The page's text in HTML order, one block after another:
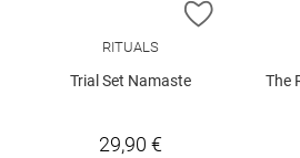
ZUR
RITUALS
Trial Set Namaste
29,90 €
The